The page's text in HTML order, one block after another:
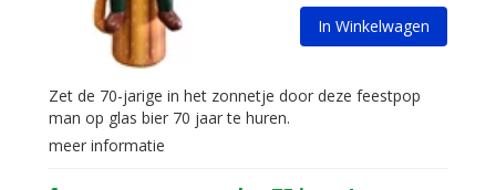
In Winkelwagen
Zet de 70-jarige in het zonnetje door deze feestpop
man op glas bier 70 jaar te huren.
meer informatie